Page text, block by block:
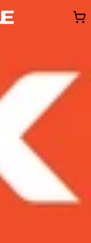
Tư vấnKhuyến
báo
mới dành
cạnh